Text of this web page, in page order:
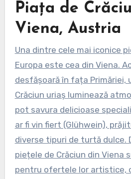
Piața de
Viena, Austria
Una dintre cele mai iconice
Europa este cea din Viena.
desfășoară în fața Primăriei,
Crăciun uriaș luminează
pot savura delicioase
ar fi vin fiert (Glühwein),
diverse tipuri de turtă dulce.
piețele de Crăciun din Viena
pentru ofertele lor artistice,